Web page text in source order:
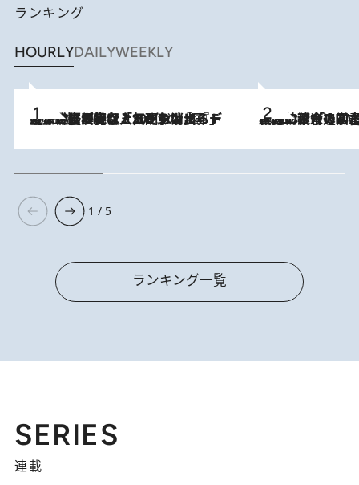
ランキング
HOURLYDAILYWEEKLY
2026.8.5
【なぜ吉沢亮は「気配を消せる」のか？】興行収入208億の『国宝』を経て挑むミュージカル『ディア・エヴァン・ハンセン』。トップ俳優が舞台上でさらけ出した“孤独”とは 2026.8.3
慶應幼稚舎の図書室からテレビの世界に飛び込んだ阿川佐和子（72）
1 / 5
ランキング一覧
SERIES
連載